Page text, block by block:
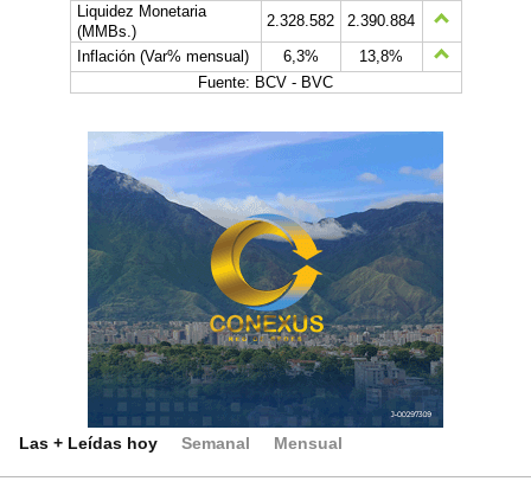
Liquidez Monetaria
(MMBs.)
2.328.582
2.390.884
Inflación (Var% mensual)
6,3%
13,8%
Fuente: BCV - BVC
Las + Leídas hoy Semanal Mensual